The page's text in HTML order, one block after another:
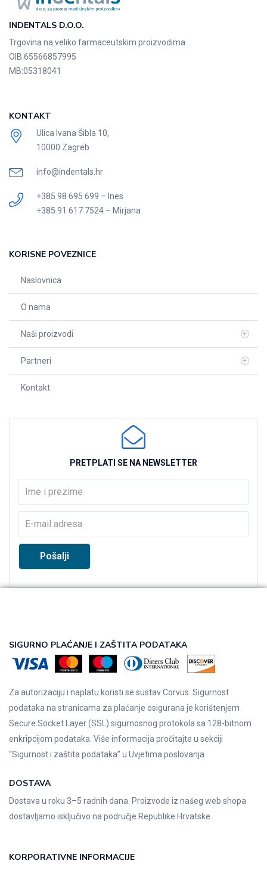
INDENTALS D.O.O.
Trgovina na veliko farmaceutskim proizvodima
OIB:65566857995
MB:05318041
KONTAKT
Ulica Ivana Šibla 10,
10000 Zagreb
info@indentals.hr
+385 98 695 699 – Ines
+385 91 617 7524 – Mirjana
KORISNE POVEZNICE
Naslovnica
O nama
Naši proizvodi
Partneri
Kontakt
PRETPLATI SE NA NEWSLETTER
SIGURNO PLAĆANJE I ZAŠTITA PODATAKA
Za autorizaciju i naplatu koristi se sustav Corvus. Sigurnost
podataka na stranicama za plaćanje osigurana je korištenjem
Secure Socket Layer (SSL) sigurnosnog protokola sa 128-bitnom
enkripcijom podataka. Više informacija pročitajte u sekciji
“Sigurnost i zaštita podataka” u Uvjetima poslovanja
DOSTAVA
Dostava u roku 3–5 radnih dana. Proizvode iz našeg web shopa
dostavljamo isključivo na područje Republike Hrvatske.
KORPORATIVNE INFORMACIJE